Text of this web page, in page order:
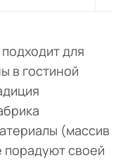
подходит для
в гостиной
(массив
своей